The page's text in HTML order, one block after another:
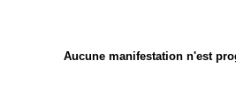
Aucune manifestation n'est